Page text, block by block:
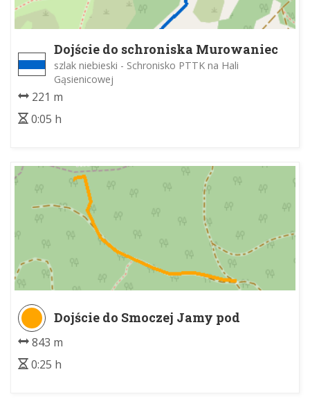
Dojście do schroniska Murowaniec
szlak niebieski - Schronisko PTTK na Hali
Gąsienicowej
221 m
0:05 h
Dojście do Smoczej Jamy pod
Zubrzym Wierchem z czarnego
szlaku
843 m
0:25 h